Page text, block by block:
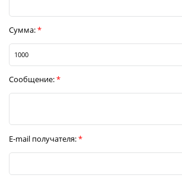
Сумма:
Сообщение:
E-mail получателя: